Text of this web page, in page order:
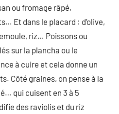
ou fromage râpé,
Et dans le placard : d’olive,
riz… Poissons ou
sur la plancha ou le
à cuire et cela donne un
Côté graines, on pense à la
qui cuisent en 3 à 5
des raviolis et du riz